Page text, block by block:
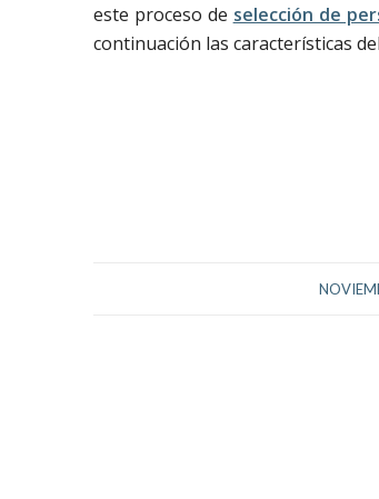
este proceso de selección de
continuación las características